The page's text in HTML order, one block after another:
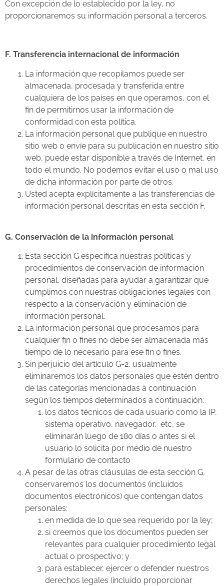
Con excepción de lo establecido por la ley, no
proporcionaremos su información personal a terceros.
F. Transferencia internacional de información
La información que recopilamos puede ser
almacenada, procesada y transferida entre
cualquiera de los países en que operamos, con el
fin de permitirnos usar la información de
conformidad con esta política.
La información personal que publique en nuestro
sitio web o envíe para su publicación en nuestro sitio
web, puede estar disponible a través de Internet, en
todo el mundo. No podemos evitar el uso o mal uso
de dicha información por parte de otros.
Usted acepta explícitamente a las transferencias de
información personal descritas en esta sección F.
G. Conservación de la información personal
Esta sección G especifica nuestras políticas y
procedimientos de conservación de información
personal, diseñadas para ayudar a garantizar que
cumplimos con nuestras obligaciones legales con
respecto a la conservación y eliminación de
información personal.
La información personal que procesamos para
cualquier fin o fines no debe ser almacenada más
tiempo de lo necesario para ese fin o fines.
Sin perjuicio del artículo G-2, usualmente
eliminaremos los datos personales que estén dentro
de las categorías mencionadas a continuación
según los tiempos determinados a continuación:
los datos técnicos de cada usuario como la IP,
sistema operativo, navegador, etc, se
eliminarán luego de 180 días o antes si el
usuario lo solicita por medio de nuestro
formulario de contacto
A pesar de las otras cláusulas de esta sección G,
conservaremos los documentos (incluidos
documentos electrónicos) que contengan datos
personales:
en medida de lo que sea requerido por la ley;
si creemos que los documentos pueden ser
relevantes para cualquier procedimiento legal
actual o prospectivo; y
para establecer, ejercer o defender nuestros
derechos legales (incluido proporcionar